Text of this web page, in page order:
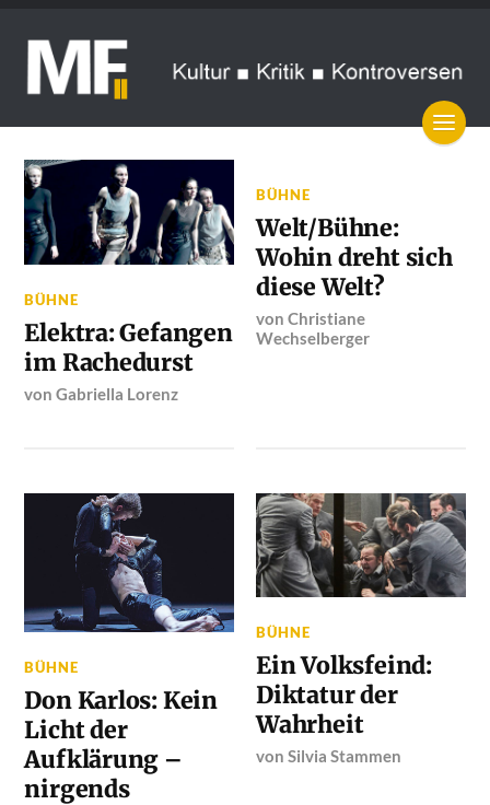
BÜHNE
Elektra: Gefangen
im Rachedurst
vonGabriella Lorenz
BÜHNE
Welt/Bühne:
Wohin dreht sich
diese Welt?
vonChristiane
Wechselberger
BÜHNE
Don Karlos: Kein
Licht der
Aufklärung –
nirgends
BÜHNE
Ein Volksfeind:
Diktatur der
Wahrheit
vonSilvia Stammen